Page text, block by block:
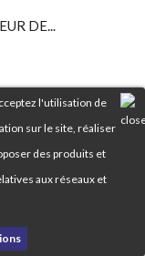
l'utilisation de
sur le site, réaliser
des produits et
aux réseaux et
DE...